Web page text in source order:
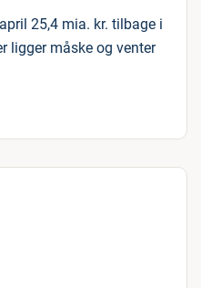
25,4 mia. kr. tilbage i
ligger måske og venter